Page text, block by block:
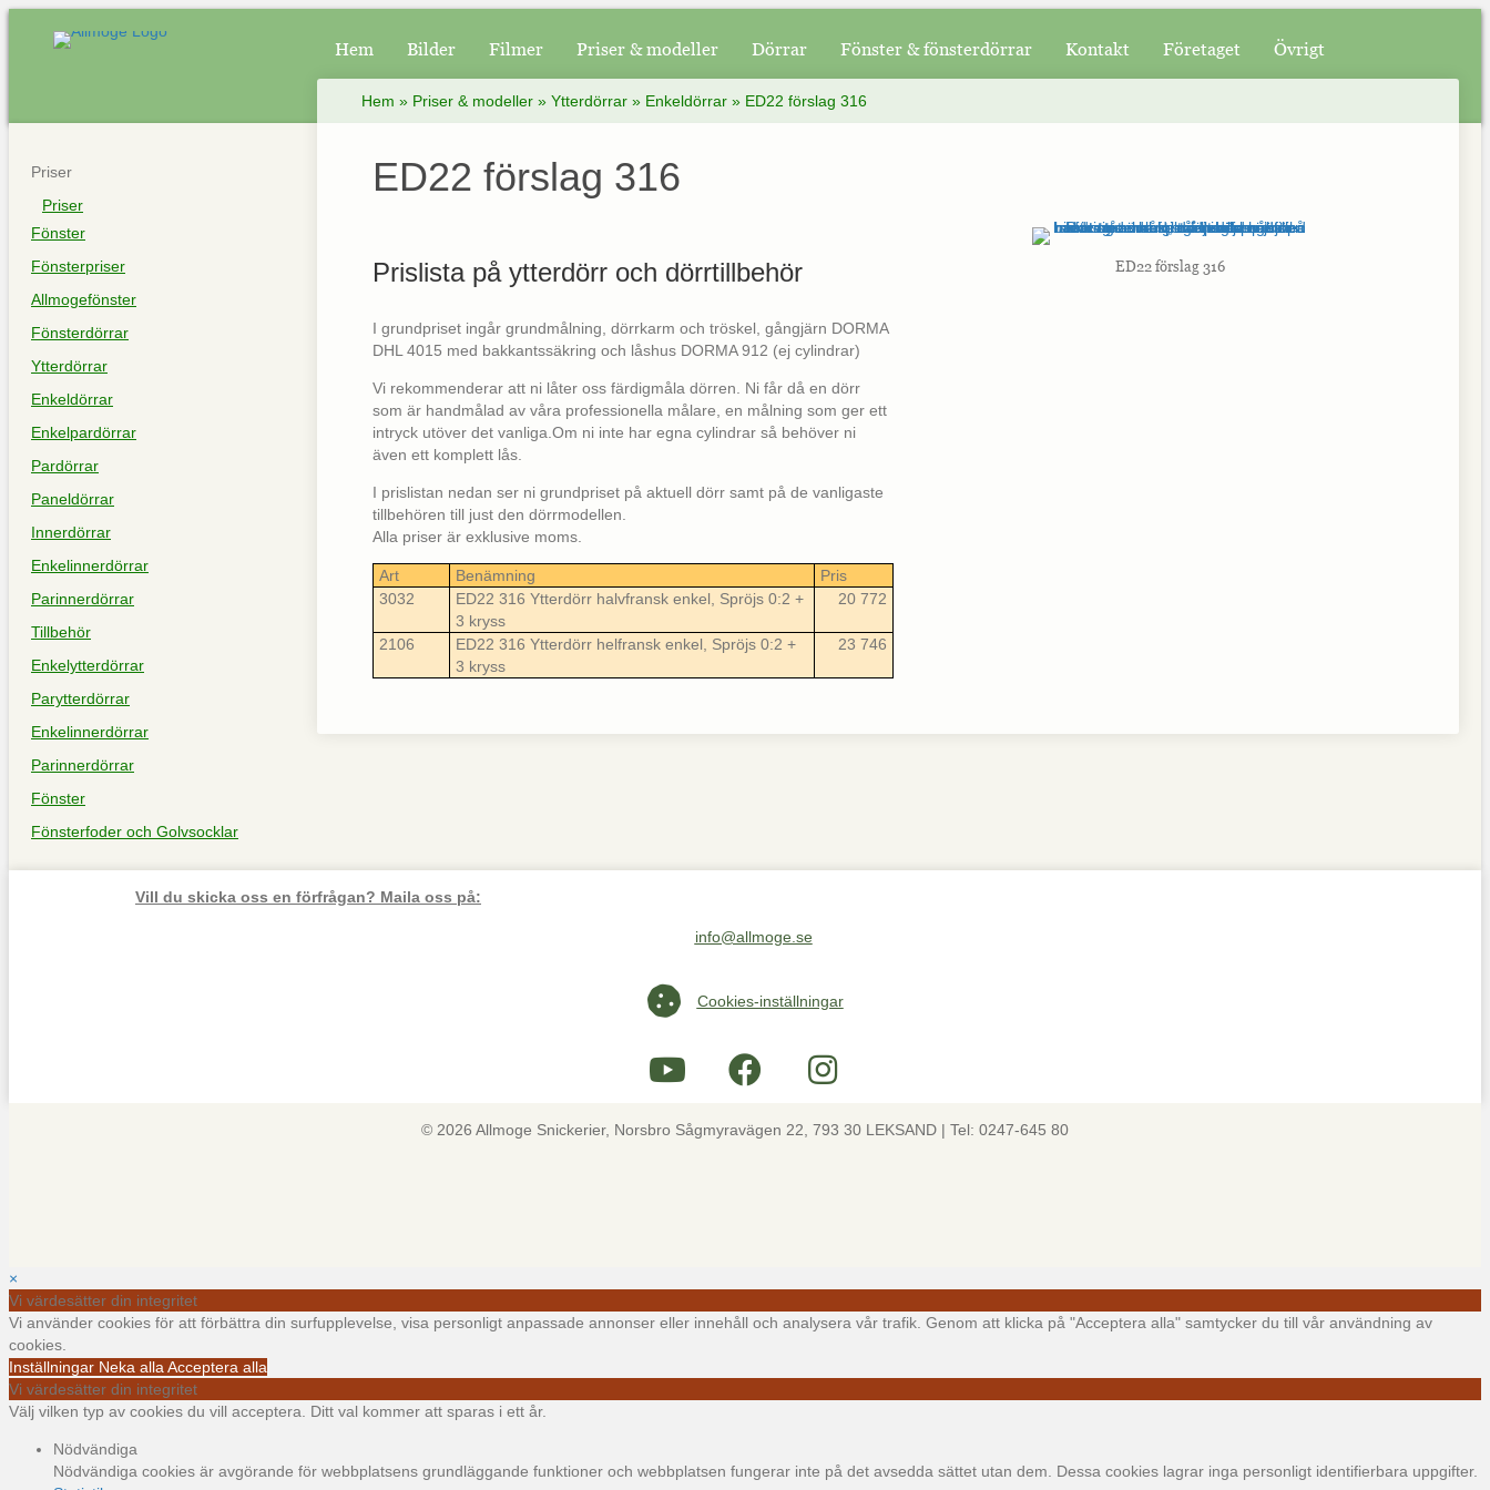
Hem Bilder Filmer Priser & modeller Dörrar Fönster & fönsterdörrar Kontakt Företaget Övrigt
Priser
Priser
Fönster
Fönsterpriser
Allmogefönster
Fönsterdörrar
Ytterdörrar
Enkeldörrar
Enkelpardörrar
Pardörrar
Paneldörrar
Innerdörrar
Enkelinnerdörrar
Parinnerdörrar
Tillbehör
Enkelytterdörrar
Parytterdörrar
Enkelinnerdörrar
Parinnerdörrar
Fönster
Fönsterfoder och Golvsocklar
Hem » Priser & modeller» Ytterdörrar» Enkeldörrar» ED22 förslag 316
ED22 förslag 316
Prislista på ytterdörr och dörrtillbehör
I grundpriset ingår grundmålning, dörrkarm och tröskel, gångjärn DORMA
DHL 4015 med bakkantssäkring och låshus DORMA 912 (ej cylindrar)
Vi rekommenderar att ni låter oss färdigmåla dörren. Ni får då en dörr
som är handmålad av våra professionella målare, en målning som ger ett
intryck utöver det vanliga.Om ni inte har egna cylindrar så behöver ni
även ett komplett lås.
I prislistan nedan ser ni grundpriset på aktuell dörr samt på de vanligaste
tillbehören till just den dörrmodellen.
Alla priser är exklusive moms.
Art Benämning
Pris
3032
ED22 316 Ytterdörr halvfransk enkel, Spröjs 0:2 +
3 kryss
20 772
2106
ED22 316 Ytterdörr helfransk enkel, Spröjs 0:2 +
3 kryss
23 746
ED22 förslag 316
Vill du skicka oss en förfrågan? Maila oss på:
Maila oss på info@allmoge.se
info@allmoge.se
Cookies-inställningar
Cookies-inställningar
© 2026 Allmoge Snickerier, Norsbro Sågmyravägen 22, 793 30 LEKSAND | Tel: 0247-645 80
×
Vi värdesätter din integritet
Vi använder cookies för att förbättra din surfupplevelse, visa personligt anpassade annonser eller innehåll och analysera vår trafik. Genom att klicka på "Acceptera alla" samtycker du till vår användning av
cookies.
Inställningar Neka alla Acceptera alla
Vi värdesätter din integritet
Välj vilken typ av cookies du vill acceptera. Ditt val kommer att sparas i ett år.
Nödvändiga
Nödvändiga cookies är avgörande för webbplatsens grundläggande funktioner och webbplatsen fungerar inte på det avsedda sättet utan dem. Dessa cookies lagrar inga personligt identifierbara uppgifter.